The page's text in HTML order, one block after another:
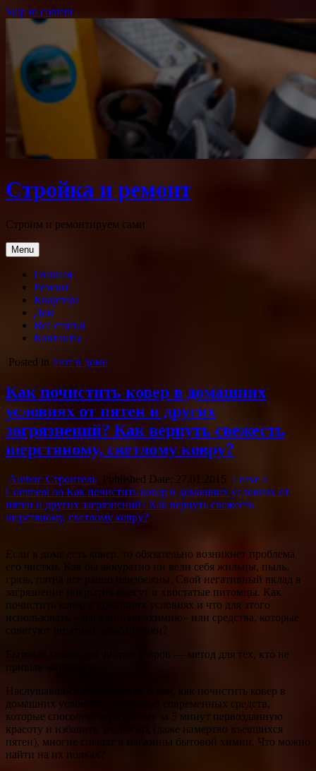
Skip to content
Стройка и ремонт
Строим и ремонтируем сами
Menu
Главная
Ремонт
Квартира
Дом
Все статьи
Контакты
Posted in Уют в доме
Как почистить ковер в домашних
условиях от пятен и других
загрязнений? Как вернуть свежесть
шерстяному, светлому ковру?
Author: Строитель Published Date: 27.01.2015 Leave a
Comment on Как почистить ковер в домашних условиях от
пятен и других загрязнений? Как вернуть свежесть
шерстяному, светлому ковру?
Если в доме есть ковер, то обязательно возникнет проблема
его чистки. Как бы аккуратно ни вели себя жильцы, пыль,
грязь, пятна все равно неизбежны. Свой негативный вклад в
загрязнение покрытия внесут и хвостатые питомцы. Как
почистить ковер в домашних условиях и что для этого
использовать – магазинную «химию» или средства, которые
советуют опытные домохозяйки?
Бытовая химия для чистки ковров — метод для тех, кто не
привык экономить
Наслушавшись телерекламы о том, как почистить ковер в
домашних условиях с помощью современных средств,
которые способны вернуть ему за 5 минут первозданную
красоту и избавить от любых (даже намертво въевшихся
пятен), многие спешат в магазины бытовой химии. Что можно
найти на их полках?